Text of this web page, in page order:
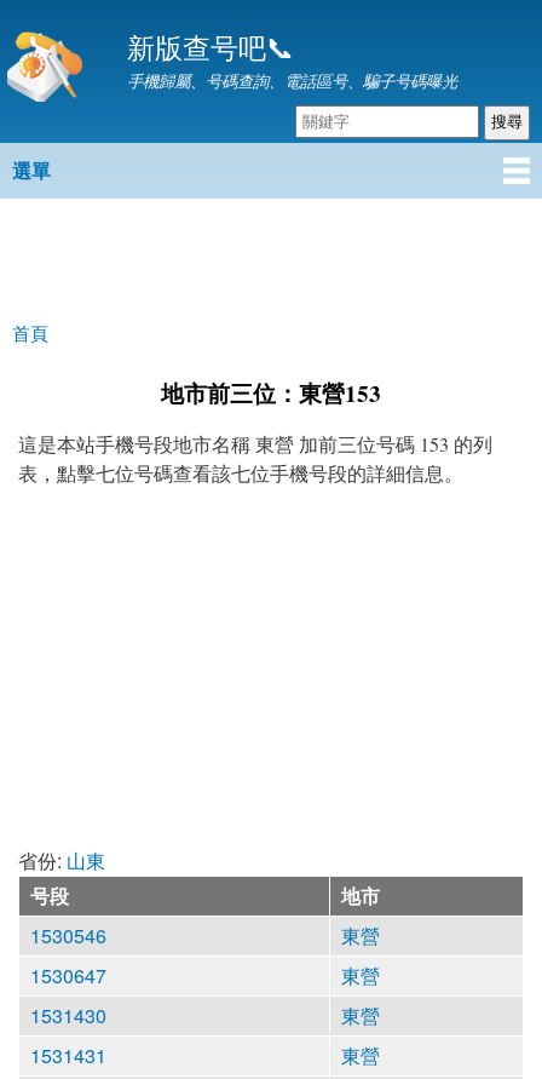
至
主
容
新版查号吧📞
手機歸屬、号碼查詢、電話區号、騙子号碼曝光
主選單
選單
您在這裡
首頁
地市前三位：東營153
這是本站手機号段地市名稱 東營 加前三位号碼 153 的列
表，點擊七位号碼查看該七位手機号段的詳細信息。
省份: 山東
号段
地市
1530546
東營
1530647
東營
1531430
東營
1531431
東營